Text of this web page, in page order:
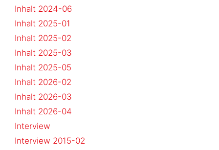
Inhalt 2024-06
Inhalt 2025-01
Inhalt 2025-02
Inhalt 2025-03
Inhalt 2025-05
Inhalt 2026-02
Inhalt 2026-03
Inhalt 2026-04
Interview
Interview 2015-02